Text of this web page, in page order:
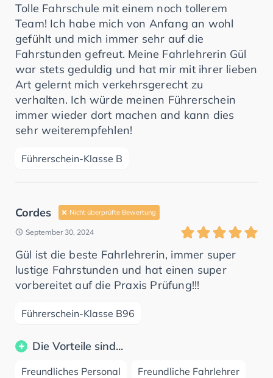
Tolle Fahrschule mit einem noch tollerem
Team! Ich habe mich von Anfang an wohl
gefühlt und mich immer sehr auf die
Fahrstunden gefreut. Meine Fahrlehrerin Gül
war stets geduldig und hat mir mit ihrer lieben
Art gelernt mich verkehrsgerecht zu
verhalten. Ich würde meinen Führerschein
immer wieder dort machen and kann dies
sehr weiterempfehlen!
Führerschein-Klasse B
Cordes Nicht überprüfte Bewertung
September 30, 2024
Gül ist die beste Fahrlehrerin, immer super
lustige Fahrstunden und hat einen super
vorbereitet auf die Praxis Prüfung!!!
Führerschein-Klasse B96
Die Vorteile sind...
Freundliches Personal Freundliche Fahrlehrer